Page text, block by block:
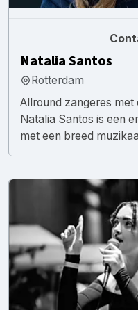
Natalia Santos
Rotterdam
Allround zangeres met
Natalia Santos is een
met een breed